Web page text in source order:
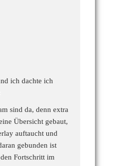
ich dachte ich
sind da, denn extra
Übersicht gebaut,
auftaucht und
gebunden ist
Fortschritt im